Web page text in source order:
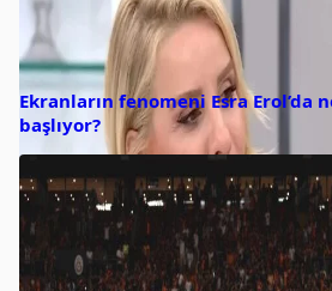
Ekranların fenomeni Esra Erol’da
başlıyor?